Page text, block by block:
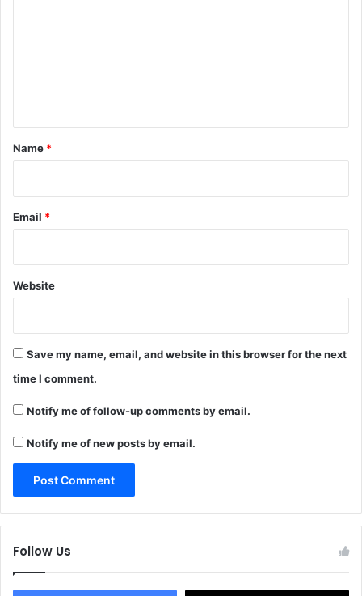
*
Name *
Email *
Website
Save my name, email, and website in this browser for the next
time I comment.
Notify me of follow-up comments by email.
Notify me of new posts by email.
Follow Us